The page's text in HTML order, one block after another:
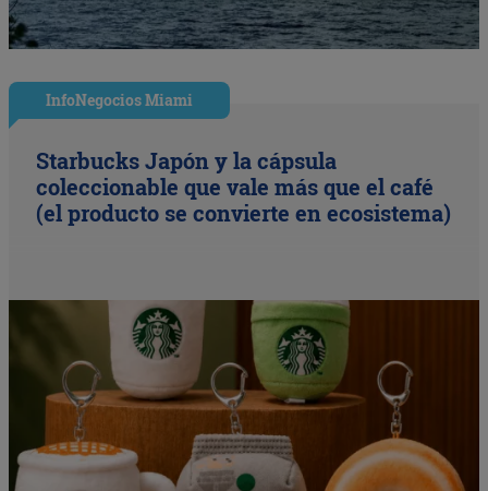
InfoNegocios Miami
Starbucks Japón y la cápsula
coleccionable que vale más que el café
(el producto se convierte en ecosistema)